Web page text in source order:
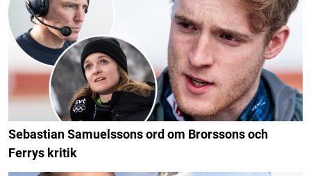
Sebastian Samuelssons ord om Brorssons och
Ferrys kritik